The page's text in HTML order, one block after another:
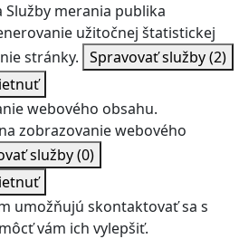
Služby merania publika
užitočnej štatistickej
stránky. Spravovať služby(2)
webového obsahu.
zobrazovanie webového
služby(0)
umožňujú skontaktovať sa s
vám ich vylepšiť.